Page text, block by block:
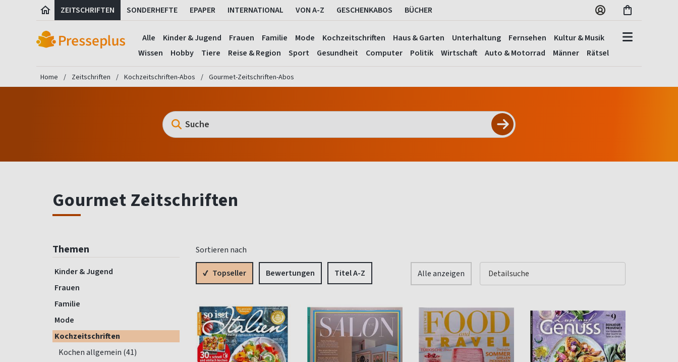
ZEITSCHRIFTEN SONDERHEFTE EPAPER INTERNATIONAL VON A-Z GESCHENKABOS BÜCHER
Alle Kinder & Jugend Frauen Familie Mode Kochzeitschriften Haus & Garten Unterhaltung Fernsehen
Kultur & Musik
Wissen
Hobby Tiere Reise & Region Sport Gesundheit Computer Politik Wirtschaft Auto & Motorrad Männer Rätsel
Home Zeitschriften Kochzeitschriften-Abos Gourmet-Zeitschriften-Abos
Gourmet Zeitschriften
Themen
Kinder & Jugend
Frauen
Familie
Mode
Kochzeitschriften
Kochen allgemein (41)
Sortieren nach
Topseller Bewertungen Titel A-Z Alle anzeigen